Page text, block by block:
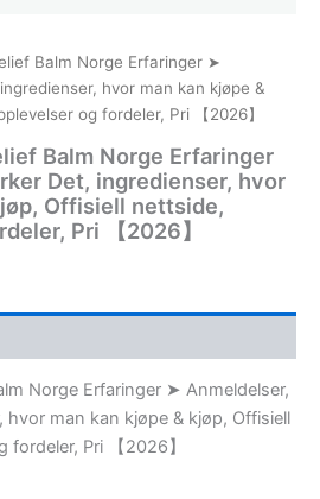
Balm Norge Erfaringer ➤
hvor man kan kjøpe &
og fordeler, Pri 【2026】
Balm Norge Erfaringer
Det, ingredienser, hvor
Offisiell nettside,
Pri 【2026】
Norge Erfaringer ➤ Anmeldelser,
hvor man kan kjøpe & kjøp, Offisiell
Pri 【2026】